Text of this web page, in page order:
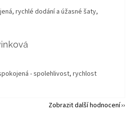
rychlé dodání a úžasné šaty,
je 5 z 5 hvězdiček.
- spolehlivost, rychlost
Zobrazit další hodnocení